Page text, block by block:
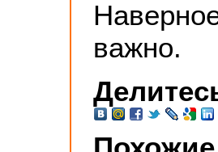
важно.